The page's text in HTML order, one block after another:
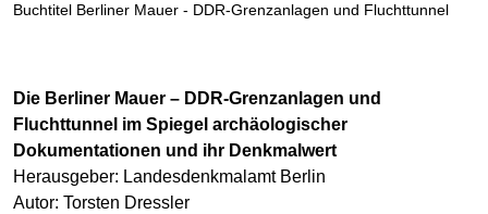
Buchtitel Berliner Mauer - DDR-Grenzanlagen und Fluchttunnel
Die Berliner Mauer – DDR-Grenzanlagen und
Fluchttunnel im Spiegel archäologischer
Dokumentationen und ihr Denkmalwert
Herausgeber: Landesdenkmalamt Berlin
Autor: Torsten Dressler